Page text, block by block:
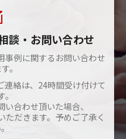
談・お問い合わせ
事例に関するお問い合わせ
。
絡は、24時間受け付けて
合わせ頂いた場合、
ただきます。予めご了承く